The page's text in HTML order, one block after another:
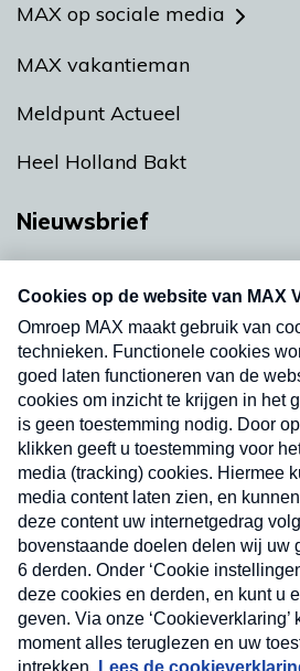
MAX op sociale media
MAX vakantieman
Meldpunt Actueel
Heel Holland Bakt
Nieuwsbrief
Neem hier een gratis
nieuwsbrief. Elke vrijdag- en
uw mailbox.
Nieuwsbrief
Neem hier een gratis
nieuwsbrief. Elke vrijdag- en